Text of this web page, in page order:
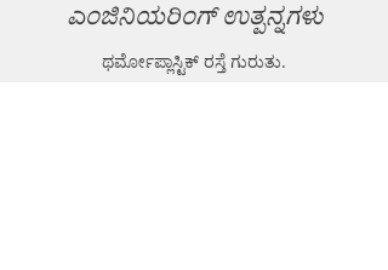
ಎಂಜಿನಿಯರಿಂಗ್ ಉತ್ಪನ್ನಗಳು
ಥರ್ಮೋಪ್ಲಾಸ್ಟಿಕ್ ರಸ್ತೆ ಗುರುತು.